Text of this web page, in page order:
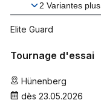
2 Variantes plus
Elite Guard
Tournage d'essai
Hünenberg
dès 23.05.2026